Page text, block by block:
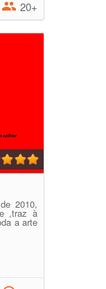
20+
2010,
,traz à
a arte